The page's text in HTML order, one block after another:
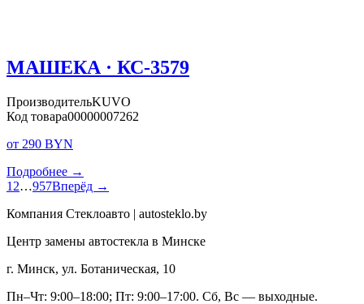
МАШЕКА · КС-3579
ПроизводительKUVO
Код товара00000007262
от 290 BYN
Подробнее →
1 2…957Вперёд →
Компания Стеклоавто | autosteklo.by
Центр замены автостекла в Минске
г. Минск, ул. Ботаническая, 10
Пн–Чт: 9:00–18:00; Пт: 9:00–17:00. Сб, Вс — выходные.